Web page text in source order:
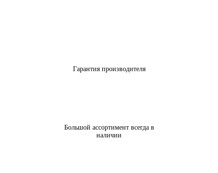
Гарантия производителя
Большой ассортимент всегда в
наличии